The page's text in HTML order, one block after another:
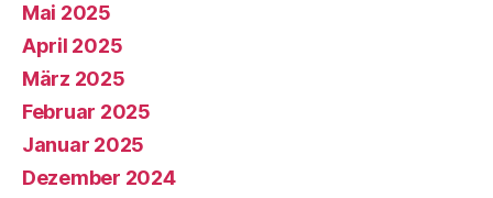
Mai 2025
April 2025
März 2025
Februar 2025
Januar 2025
Dezember 2024